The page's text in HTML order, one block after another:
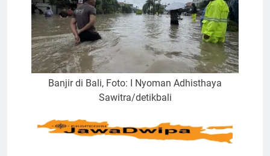
Banjir di Bali, Foto: I Nyoman Adhisthaya
Sawitra/detikbali